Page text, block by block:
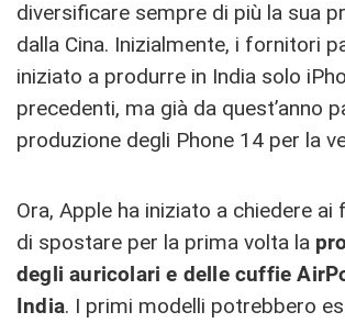
diversificare sempre di più la sua
dalla Cina. Inizialmente, i fornitori
iniziato a produrre in India solo
precedenti, ma già da quest’anno
produzione degli Phone 14 per la
Ora, Apple ha iniziato a chiedere ai
di spostare per la prima volta la
degli auricolari e delle cuffie
India. I primi modelli potrebbero